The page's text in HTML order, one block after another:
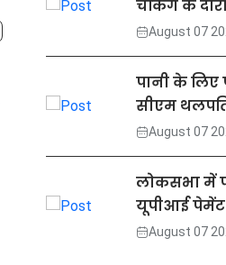
चेकिंग के
August 07
पानी के लिए
सीएम
August 07
लोकसभा में
यूपीआई पेमेंट
August 07